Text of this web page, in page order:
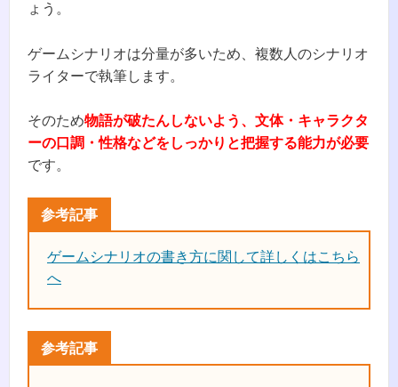
ょう。
ゲームシナリオは分量が多いため、複数人のシナリオ
ライターで執筆します。
そのため物語が破たんしないよう、文体・キャラクタ
ーの口調・性格などをしっかりと把握する能力が必要
です。
ゲームシナリオの書き方に関して詳しくはこちら
へ